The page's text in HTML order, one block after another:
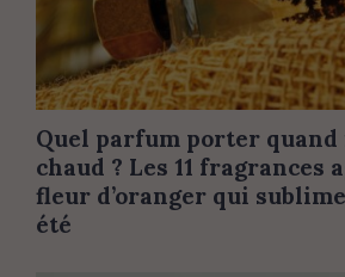
Quel parfum porter
chaud ? Les 11 fragrances
fleur d’oranger qui
été